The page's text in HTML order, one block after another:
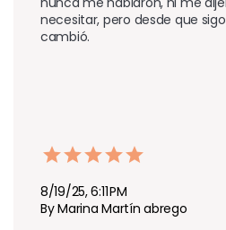
necesitar, pero desde que
cambió.
8/19/25, 6:11 PM
By Marina Martín abrego